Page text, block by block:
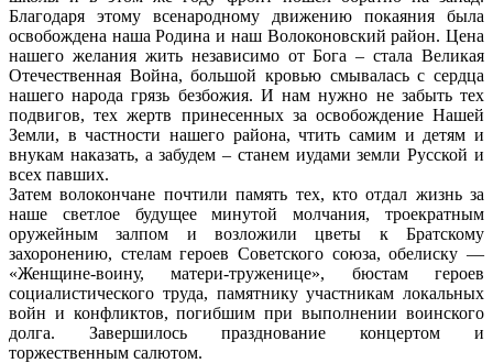
Благодаря этому всенародному движению покаяния была
освобождена наша Родина и наш Волоконовский район. Цена
нашего желания жить независимо от Бога – стала Великая
Отечественная Война, большой кровью смывалась с сердца
нашего народагрязь безбожия. И нам нужно не забыть тех
подвигов, тех жертв принесенных за освобождение Нашей
Земли, в частности нашего района, чтить самим и детям и
внукам наказать, а забудем – станем иудами земли Русской и
всех павших.
Затем волокончане почтили память тех, кто отдал жизнь за
наше светлое будущее минутой молчания, троекратным
оружейным залпом и возложили цветы к Братскому
захоронению, стелам героев Советского союза, обелиску —
«Женщине-воину, матери-труженице», бюстам героев
социалистического труда, памятникуучастникам локальных
войн и конфликтов, погибшим при выполнении воинского
долга. Завершилось празднование концертом и
торжественным салютом.